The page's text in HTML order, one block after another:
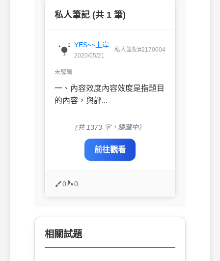
私人筆記 (共 1 筆)
YES~~上岸
2020/05/21
私人筆記#2170004
未解鎖
一、內容效度內容效度是指題目
的內容，與評...
(共 1373 字，隱藏中）
前往觀看
0 0
相關試題